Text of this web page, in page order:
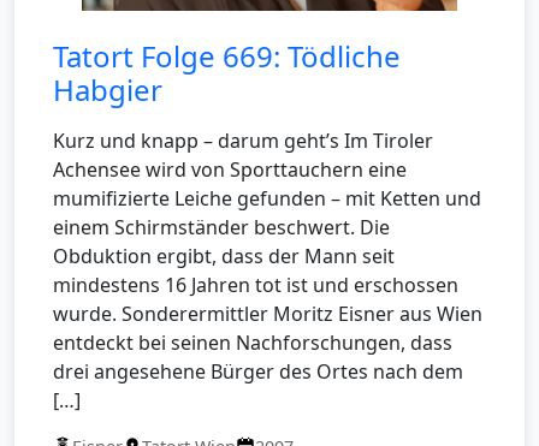
Tatort Folge 669: Tödliche
Habgier
Kurz und knapp – darum geht’s Im Tiroler
Achensee wird von Sporttauchern eine
mumifizierte Leiche gefunden – mit Ketten und
einem Schirmständer beschwert. Die
Obduktion ergibt, dass der Mann seit
mindestens 16 Jahren tot ist und erschossen
wurde. Sonderermittler Moritz Eisner aus Wien
entdeckt bei seinen Nachforschungen, dass
drei angesehene Bürger des Ortes nach dem
[…]